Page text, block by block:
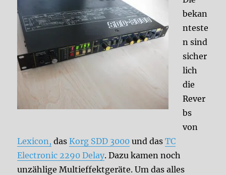
bekan
nteste
n sind
sicher
lich
die
Rever
bs
von
Lexicon, dasKorg SDD 3000 und dasTC
Electronic 2290 Delay. Dazu kamen noch
unzählige Multieffektgeräte. Um das alles